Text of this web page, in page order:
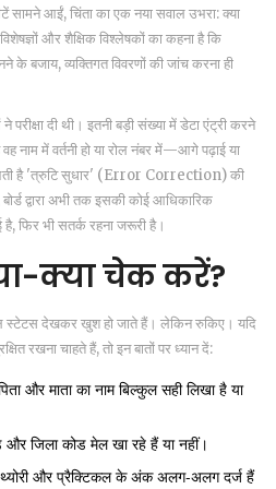
सामने आईं, चिंता का एक नया सवाल उभरा: क्या
और शैक्षिक विश्लेषकों का कहना है कि
बजाय, व्यक्तिगत विवरणों की जांच करना ही
दी थी। इतनी बड़ी संख्या में डेटा एंट्री करने
नाम में वर्तनी हो या रोल नंबर में—आगे पढ़ाई या
आती है 'त्रुटि सुधार' (Error Correction) की
द्वारा अभी तक इसकी कोई आधिकारिक
फिर भी सतर्क रहना जरूरी है।
क्या चेक करें?
स्टेटस देखकर खुश हो जाते हैं। लेकिन रुकिए। यदि
रखना चाहते हैं, तो इन बातों पर ध्यान दें:
और माता का नाम बिल्कुल सही लिखा है या
जिला कोड मेल खा रहे हैं या नहीं।
और प्रैक्टिकल के अंक अलग-अलग दर्ज हैं